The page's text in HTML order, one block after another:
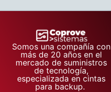
Somos una compañía con
más de 20 años en el
mercado de suministros
de tecnología,
especializada en cintas
para backup.